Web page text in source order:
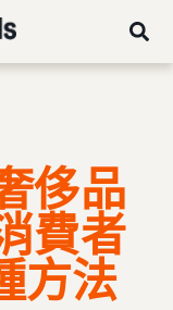
侈品
費者
方法